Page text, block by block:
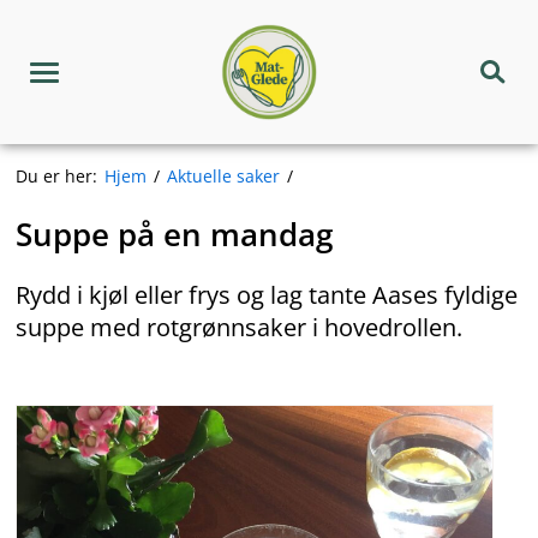
innholdMeny
Matgledekorpset
Søk
Du er her: Hjem Aktuelle saker
Suppe på en mandag
Rydd i kjøl eller frys og lag tante Aases fyldige
suppe med rotgrønnsaker i hovedrollen.